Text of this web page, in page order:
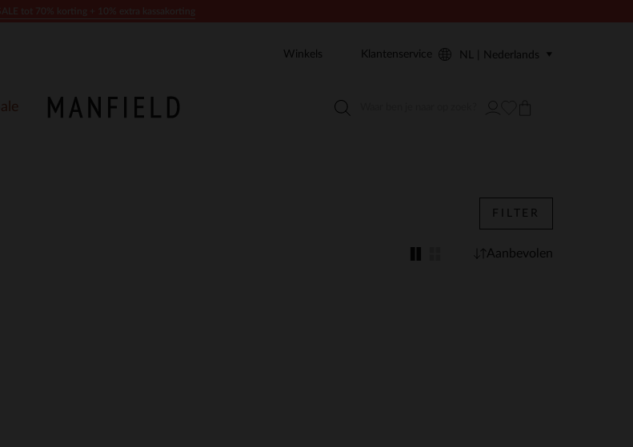
Winkels Klantenservice NL | Nederlands
FILTER
Aanbevolen